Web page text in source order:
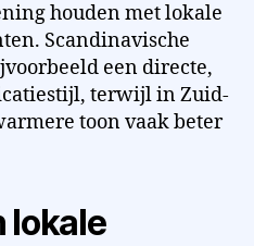
houden met lokale
Scandinavische
een directe,
terwijl in Zuid-
toon vaak beter
lokale